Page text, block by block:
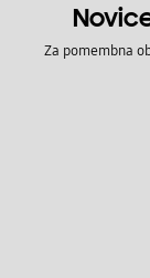
Za pomembna